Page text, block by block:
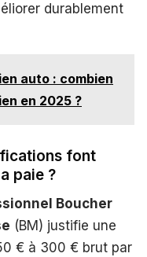
durablement
auto : combien
en 2025 ?
font
paie ?
Boucher
(BM) justifie une
€ à 300 € brut par